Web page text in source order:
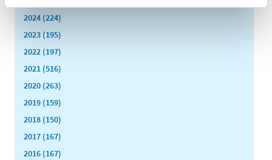
2024 (224)
2023 (195)
2022 (197)
2021 (516)
2020 (263)
2019 (159)
2018 (150)
2017 (167)
2016 (167)